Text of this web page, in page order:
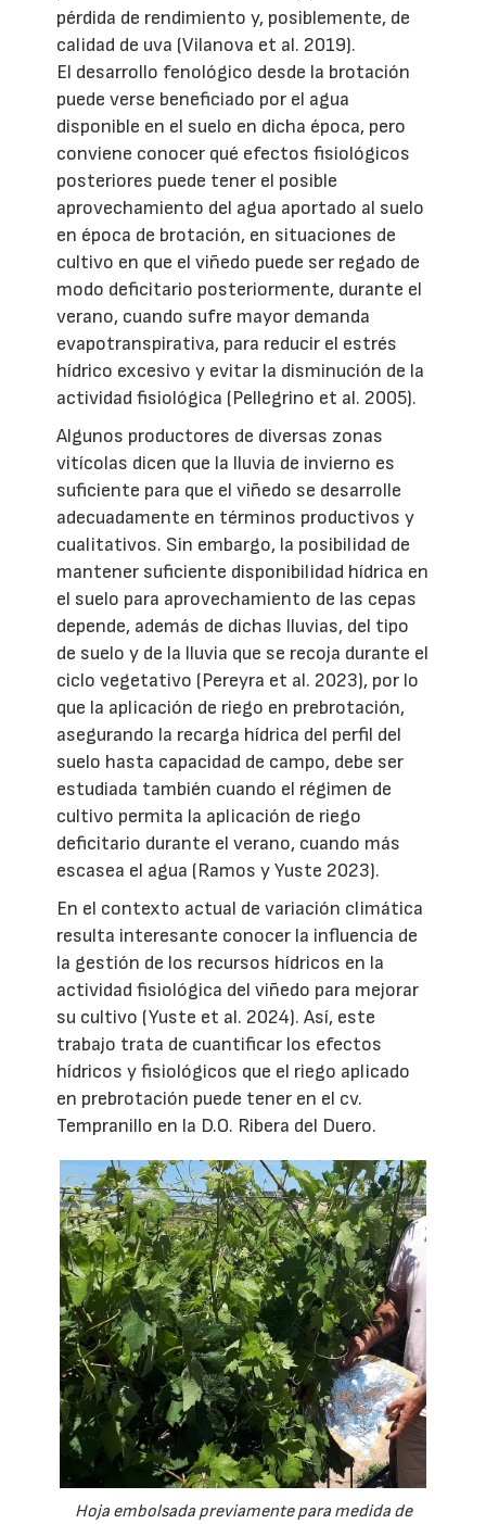
pérdida de rendimiento y, posiblemente, de
calidad de uva (Vilanova et al. 2019).
El desarrollo fenológico desde la brotación
puede verse beneficiado por el agua
disponible en el suelo en dicha época, pero
conviene conocer qué efectos fisiológicos
posteriores puede tener el posible
aprovechamiento del agua aportado al suelo
en época de brotación, en situaciones de
cultivo en que el viñedo puede ser regado de
modo deficitario posteriormente, durante el
verano, cuando sufre mayor demanda
evapotranspirativa, para reducir el estrés
hídrico excesivo y evitar la disminución de la
actividad fisiológica (Pellegrino et al. 2005).
Algunos productores de diversas zonas
vitícolas dicen que la lluvia de invierno es
suficiente para que el viñedo se desarrolle
adecuadamente en términos productivos y
cualitativos. Sin embargo, la posibilidad de
mantener suficiente disponibilidad hídrica en
el suelo para aprovechamiento de las cepas
depende, además de dichas lluvias, del tipo
de suelo y de la lluvia que se recoja durante el
ciclo vegetativo (Pereyra et al. 2023), por lo
que la aplicación de riego en prebrotación,
asegurando la recarga hídrica del perfil del
suelo hasta capacidad de campo, debe ser
estudiada también cuando el régimen de
cultivo permita la aplicación de riego
deficitario durante el verano, cuando más
escasea el agua (Ramos y Yuste 2023).
En el contexto actual de variación climática
resulta interesante conocer la influencia de
la gestión de los recursos hídricos en la
actividad fisiológica del viñedo para mejorar
su cultivo (Yuste et al. 2024). Así, este
trabajo trata de cuantificar los efectos
hídricos y fisiológicos que el riego aplicado
en prebrotación puede tener en el cv.
Tempranillo en la D.O. Ribera del Duero.
Hoja embolsada previamente para medida de